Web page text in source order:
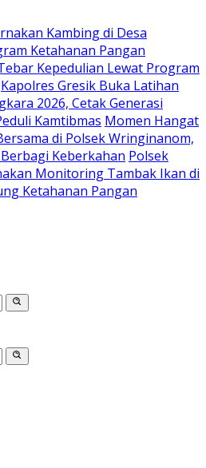
Kambing di Desa
Ketahanan Pangan
Kepedulian Lewat Program
Kapolres Gresik Buka Latihan
2026, Cetak Generasi
Kamtibmas Momen Hangat
di Polsek Wringinanom,
Keberkahan Polsek
Monitoring Tambak Ikan di
Ketahanan Pangan